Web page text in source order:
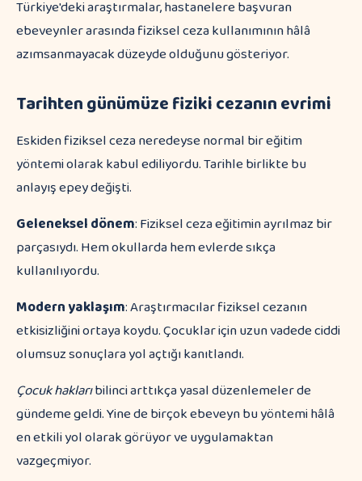
Türkiye'deki araştırmalar, hastanelere başvuran
ebeveynler arasında fiziksel ceza kullanımının hâlâ
azımsanmayacak düzeyde olduğunu gösteriyor.
Tarihten günümüze fiziki cezanın evrimi
Eskiden fiziksel ceza neredeyse normal bir eğitim
yöntemi olarak kabul ediliyordu. Tarihle birlikte bu
anlayış epey değişti.
Geleneksel dönem: Fiziksel ceza eğitimin ayrılmaz bir
parçasıydı. Hem okullarda hem evlerde sıkça
kullanılıyordu.
Modern yaklaşım: Araştırmacılar fiziksel cezanın
etkisizliğini ortaya koydu. Çocuklar için uzun vadede ciddi
olumsuz sonuçlara yol açtığı kanıtlandı.
Çocuk haklarıbilinci arttıkça yasal düzenlemeler de
gündeme geldi. Yine de birçok ebeveyn bu yöntemi hâlâ
en etkili yol olarak görüyor ve uygulamaktan
vazgeçmiyor.